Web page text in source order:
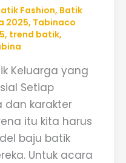
Fashion, Batik
2025, Tabinaco
, trend batik,
Keluarga yang
Setiap
dan karakter
itu kita harus
baju batik
Untuk acara